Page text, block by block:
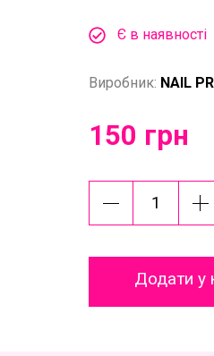
Є в наявності
Виробник: NAIL
150 грн
Додати у